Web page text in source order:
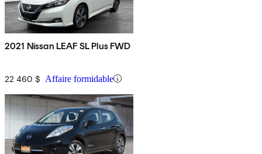
2021 Nissan LEAF SL Plus FWD
22 460 $ Affaire formidable